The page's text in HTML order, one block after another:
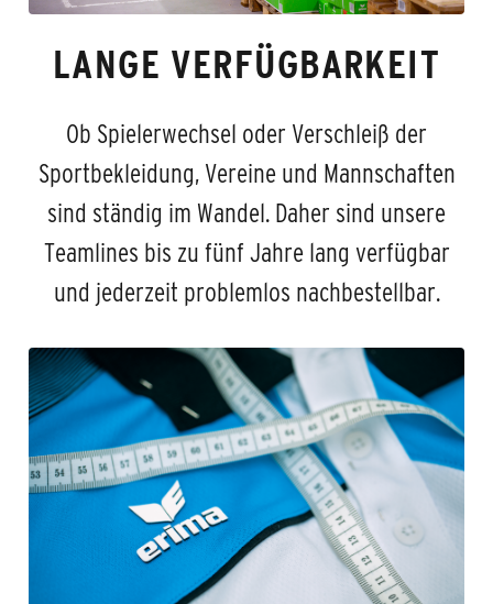
LANGE VERFÜGBARKEIT
Ob Spielerwechsel oder Verschleiß der
Sportbekleidung, Vereine und Mannschaften
sind ständig im Wandel. Daher sind unsere
Teamlines bis zu fünf Jahre lang verfügbar
und jederzeit problemlos nachbestellbar.